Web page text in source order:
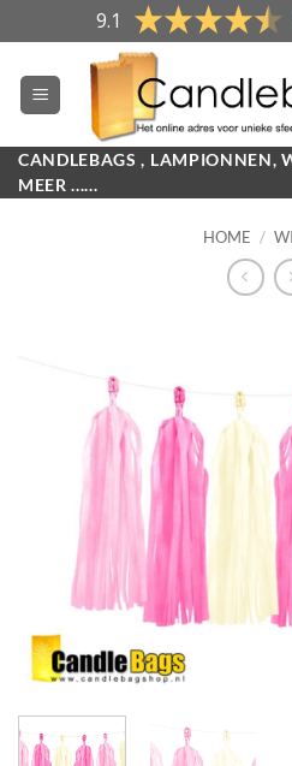
to
content
9.1
CANDLEBAGS , LAMPIONNEN,
MEER ......
HOME /